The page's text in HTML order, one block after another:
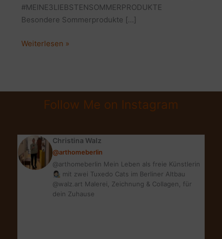
#MEINE3LIEBSTENSOMMERPRODUKTE
Besondere Sommerprodukte […]
MEINE
|
BLOGGER
Weiterlesen »
Follow Me on Instagram
Christina Walz
@arthomeberlin
@arthomeberlin Mein Leben als freie Künstlerin
👩🏻‍🎨 mit zwei Tuxedo Cats im Berliner Altbau
@walz.art Malerei, Zeichnung & Collagen, für
dein Zuhause